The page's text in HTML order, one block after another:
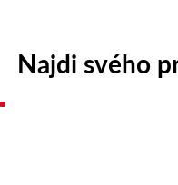
Najdi svého